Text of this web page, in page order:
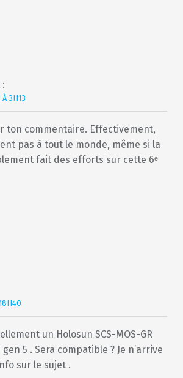
3H13
ton commentaire. Effectivement,
pas à tout le monde, même si la
fait des efforts sur cette 6ᵉ
un Holosun SCS-MOS-GR
5 . Sera compatible ? Je n’arrive
sur le sujet .